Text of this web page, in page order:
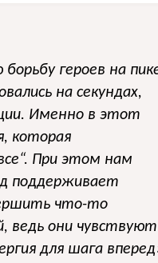
героев на
на секундах,
Именно в этот
которая
При этом нам
поддерживает
что-то
ведь они чувствуют
для шага